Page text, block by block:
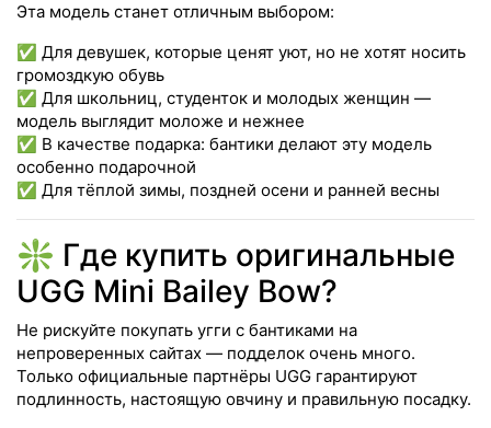
Эта модель станет отличным выбором:
✅ Для девушек, которые ценят уют, но не хотят носить
громоздкую обувь
✅ Для школьниц, студенток и молодых женщин —
модель выглядит моложе и нежнее
✅ В качестве подарка: бантики делают эту модель
особенно подарочной
✅ Для тёплой зимы, поздней осени и ранней весны
❇️ Где купить оригинальные
UGG Mini Bailey Bow?
Не рискуйте покупать угги с бантиками на
непроверенных сайтах — подделок очень много.
Только официальные партнёры UGG гарантируют
подлинность, настоящую овчину и правильную посадку.